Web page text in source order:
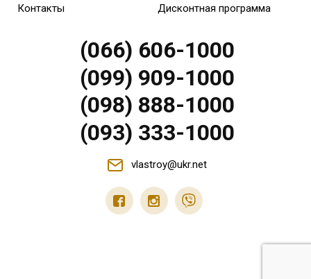
Контакты
Дисконтная программа
(066) 606-1000
(099) 909-1000
(098) 888-1000
(093) 333-1000
vlastroy@ukr.net